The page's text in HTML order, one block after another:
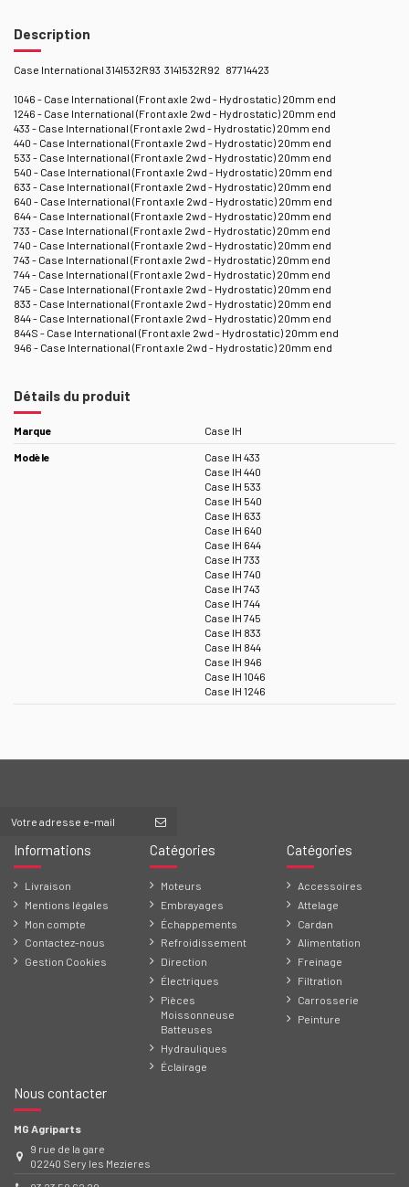
Description
Case International 3141532R93 3141532R92 87714423
1046 - Case International (Front axle 2wd - Hydrostatic) 20mm end
1246 - Case International (Front axle 2wd - Hydrostatic) 20mm end
433 - Case International (Front axle 2wd - Hydrostatic) 20mm end
440 - Case International (Front axle 2wd - Hydrostatic) 20mm end
533 - Case International (Front axle 2wd - Hydrostatic) 20mm end
540 - Case International (Front axle 2wd - Hydrostatic) 20mm end
633 - Case International (Front axle 2wd - Hydrostatic) 20mm end
640 - Case International (Front axle 2wd - Hydrostatic) 20mm end
644 - Case International (Front axle 2wd - Hydrostatic) 20mm end
733 - Case International (Front axle 2wd - Hydrostatic) 20mm end
740 - Case International (Front axle 2wd - Hydrostatic) 20mm end
743 - Case International (Front axle 2wd - Hydrostatic) 20mm end
744 - Case International (Front axle 2wd - Hydrostatic) 20mm end
745 - Case International (Front axle 2wd - Hydrostatic) 20mm end
833 - Case International (Front axle 2wd - Hydrostatic) 20mm end
844 - Case International (Front axle 2wd - Hydrostatic) 20mm end
844S - Case International (Front axle 2wd - Hydrostatic) 20mm end
946 - Case International (Front axle 2wd - Hydrostatic) 20mm end
Détails du produit
Marque Case IH
Modèle
Case IH 433
Case IH 440
Case IH 533
Case IH 540
Case IH 633
Case IH 640
Case IH 644
Case IH 733
Case IH 740
Case IH 743
Case IH 744
Case IH 745
Case IH 833
Case IH 844
Case IH 946
Case IH 1046
Case IH 1246
Informations
Livraison
Mentions légales
Mon compte
Contactez-nous
Gestion Cookies
Catégories
Moteurs
Embrayages
Échappements
Refroidissement
Direction
Électriques
Pièces
Moissonneuse
Batteuses
Hydrauliques
Éclairage
Catégories
Accessoires
Attelage
Cardan
Alimentation
Freinage
Filtration
Carrosserie
Peinture
Nous contacter
MG Agriparts
9 rue de la gare
02240 Sery les Mezieres